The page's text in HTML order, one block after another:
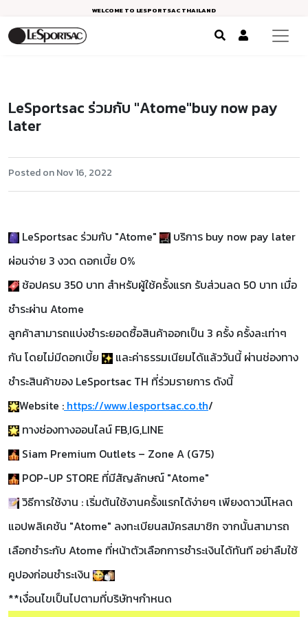
WELCOME TO LESPORTSAC THAILAND
LeSportsac ร่วมกับ "Atome"buy now pay
later
Posted on Nov 16, 2022
LeSportsac ร่วมกับ "Atome"
บริการ buy now pay later
ผ่อนจ่าย 3 งวด ดอกเบี้ย 0%
ช้อปครบ 350 บาท สำหรับผู้ใช้ครั้งแรก รับส่วนลด 50 บาท เมื่อ
ชำระผ่าน Atome
ลูกค้าสามารถแบ่งชำระยอดซื้อสินค้าออกเป็น 3 ครั้ง ครั้งละเท่าๆ
กัน โดยไม่มีดอกเบี้ย
และค่าธรรมเนียมได้แล้ววันนี้ ผ่านช่องทาง
ชำระสินค้าของ LeSportsac TH ที่ร่วมรายการ ดังนี้
Website : https://www.lesportsac.co.th/
ทางช่องทางออนไลน์ FB,IG,LINE
Siam Premium Outlets – Zone A (G75)
POP-UP STORE ที่มีสัญลักษณ์ "Atome"
วิธีการใช้งาน : เริ่มต้นใช้งานครั้งแรกได้ง่ายๆ เพียงดาวน์โหลด
แอปพลิเคชัน "Atome" ลงทะเบียนสมัครสมาชิก จากนั้นสามารถ
เลือกชำระกับ Atome ที่หน้าตัวเลือกการชำระเงินได้ทันที อย่าลืมใช้
คูปองก่อนชำระเงิน
**เงื่อนไขเป็นไปตามที่บริษัทฯกำหนด